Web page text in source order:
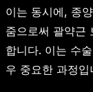
이는 동시에, 종
줌으로써 괄약근
합니다. 이는 수
우 중요한 과정입